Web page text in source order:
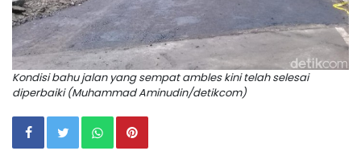
Kondisi bahu jalan yang sempat ambles kini telah selesai
diperbaiki (Muhammad Aminudin/detikcom)